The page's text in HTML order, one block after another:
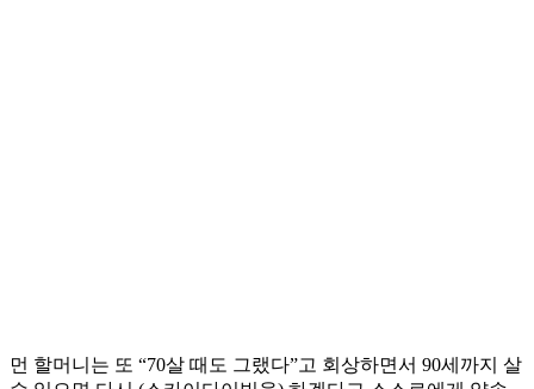
먼 할머니는 또 “70살 때도 그랬다”고 회상하면서 90세까지 살